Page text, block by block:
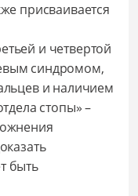
присваивается
и четвертой
синдромом,
и наличием
стопы» –
быть